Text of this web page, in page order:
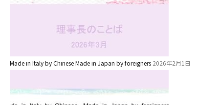
Made in Italy by Chinese Made in Japan by foreigners 2026年2月1日
安⼼・安全対策
理事長のことば
教育と保育